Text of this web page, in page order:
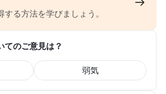
る方法を学びましょう。
のご意見は？
弱気